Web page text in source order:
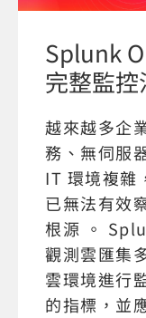
Splunk
完整監
越來越多企
務、無伺服
IT 環境複雜
已無法有效
根源 。
觀測雲匯集
雲環境進行
的指標，並